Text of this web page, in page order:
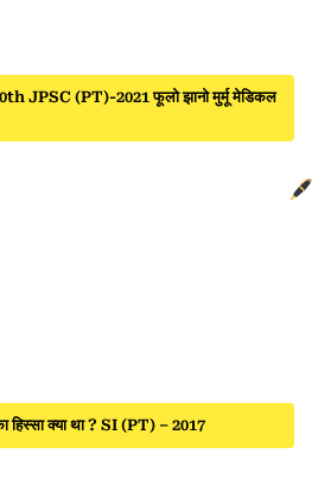
JPSC (PT)-2021 फूलो झानो मुर्मू मेडिकल
का हिस्सा क्या था ? SI (PT) – 2017